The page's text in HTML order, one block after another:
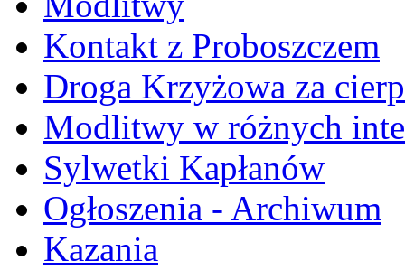
Kontakt z Proboszczem
Droga Krzyżowa za
Modlitwy w różnych
Sylwetki Kapłanów
Ogłoszenia - Archiwum
Kazania